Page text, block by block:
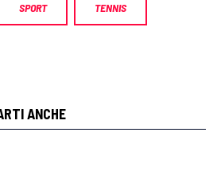
SPORT TENNIS
ANCHE